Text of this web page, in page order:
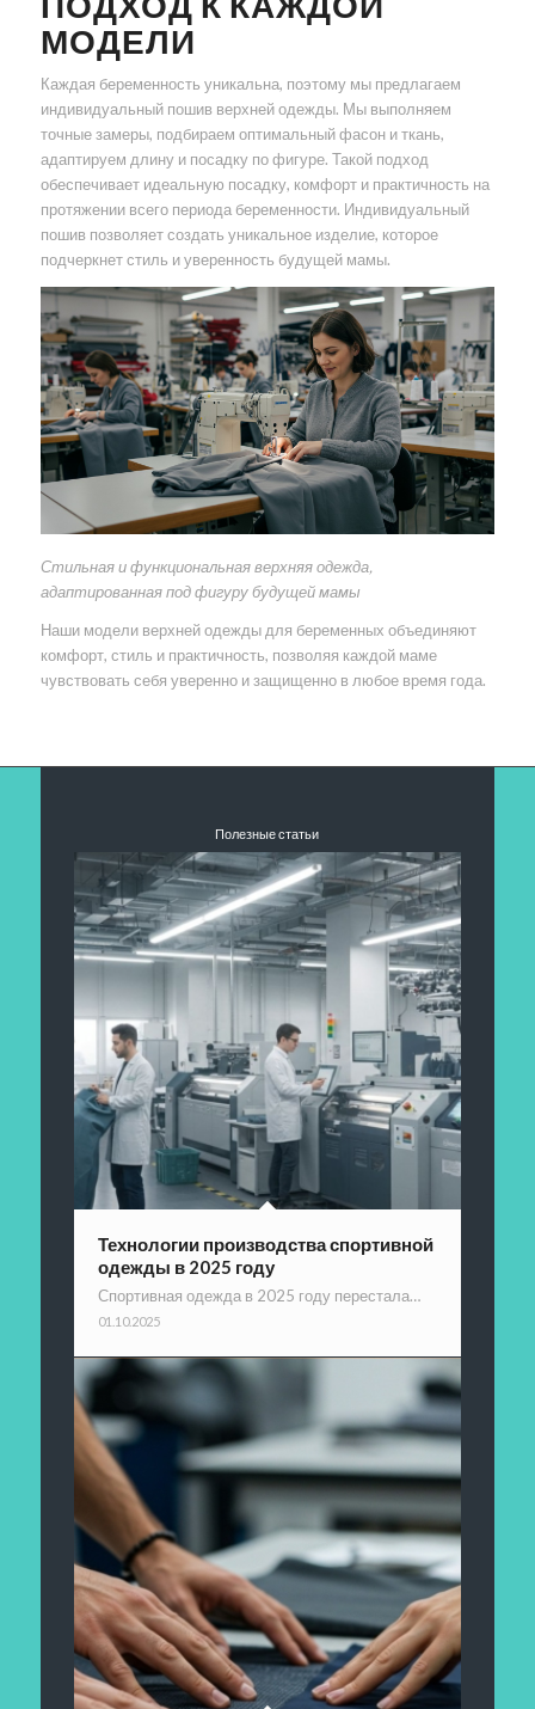
МОДЕЛИ
Каждая беременность уникальна, поэтому мы предлагаем
индивидуальный пошив верхней одежды. Мы выполняем
точные замеры, подбираем оптимальный фасон и ткань,
адаптируем длину и посадку по фигуре. Такой подход
обеспечивает идеальную посадку, комфорт и практичность на
протяжении всего периода беременности. Индивидуальный
пошив позволяет создать уникальное изделие, которое
подчеркнет стиль и уверенность будущей мамы.
Стильная и функциональная верхняя одежда,
адаптированная под фигуру будущей мамы
Наши модели верхней одежды для беременных объединяют
комфорт, стиль и практичность, позволяя каждой маме
чувствовать себя уверенно и защищенно в любое время года.
Полезные статьи
Технологии производства спортивной
одежды в 2025 году
Спортивная одежда в 2025 году перестала…
01.10.2025